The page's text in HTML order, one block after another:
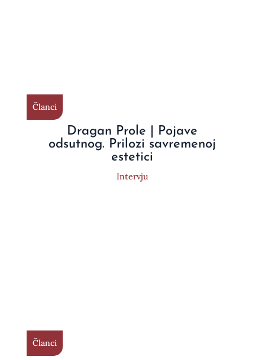
Članci
Dragan Prole | Pojave
odsutnog. Prilozi savremenoj
estetici
Intervju
Članci